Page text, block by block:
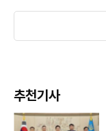
추천기사